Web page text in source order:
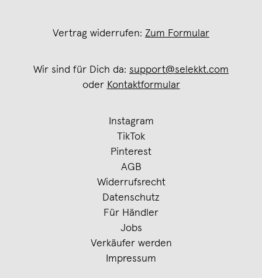
Vertrag widerrufen: Zum Formular
Wir sind für Dich da: support@selekkt.com
oder Kontaktformular
Instagram
TikTok
Pinterest
AGB
Widerrufsrecht
Datenschutz
Für Händler
Jobs
Verkäufer werden
Impressum